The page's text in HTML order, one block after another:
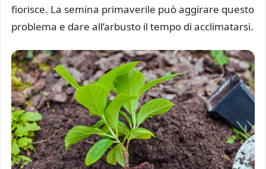
fiorisce. La semina primaverile può aggirare questo
problema e dare all’arbusto il tempo di acclimatarsi.